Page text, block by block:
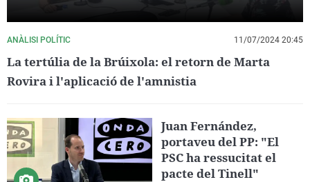
ANÀLISI POLÍTIC 11/07/2024 20:45
La tertúlia de la Brúixola: el retorn de Marta
Rovira i l'aplicació de l'amnistia
Juan Fernández,
portaveu del PP: "El
PSC ha ressucitat el
pacte del Tinell"